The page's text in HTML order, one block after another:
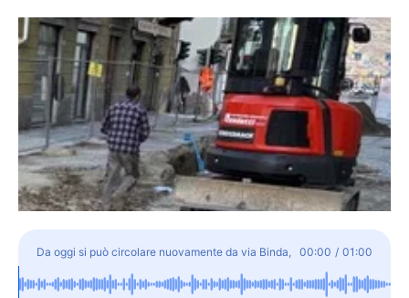
Da oggi si può circolare nuovamente da via Binda,
dall'incrocio con via Cadorna
00:00 / 01:00